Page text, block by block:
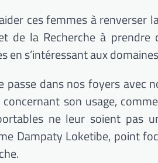
ces femmes à renverser
de la Recherche à prendre
s’intéressant aux
passe dans nos foyers avec
son usage,
ne leur soient pas
Dampaty Loketibe, point